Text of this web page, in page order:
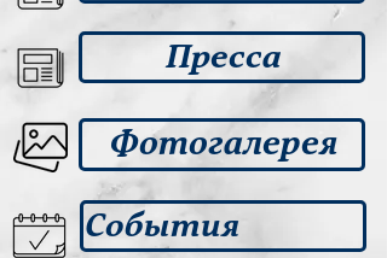
Пресса
Фотогалерея
События